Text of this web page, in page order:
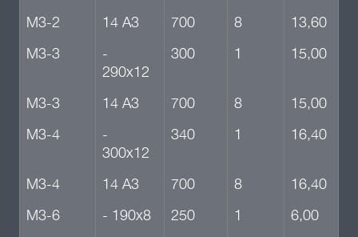
М3-2 14 А3 700 8
13,60
М3-3
-
290х12
300 1 15,00
М3-3 14 А3 700 8
15,00
М3-4
-
300х12
340 1 16,40
М3-4 14 А3 700 8
16,40
М3-6
- 190х8 250 1 6,00